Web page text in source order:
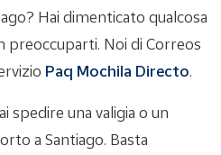
Hai dimenticato qualcosa
preoccuparti. Noi di Correos
Paq Mochila Directo.
spedire una valigia o un
a Santiago. Basta